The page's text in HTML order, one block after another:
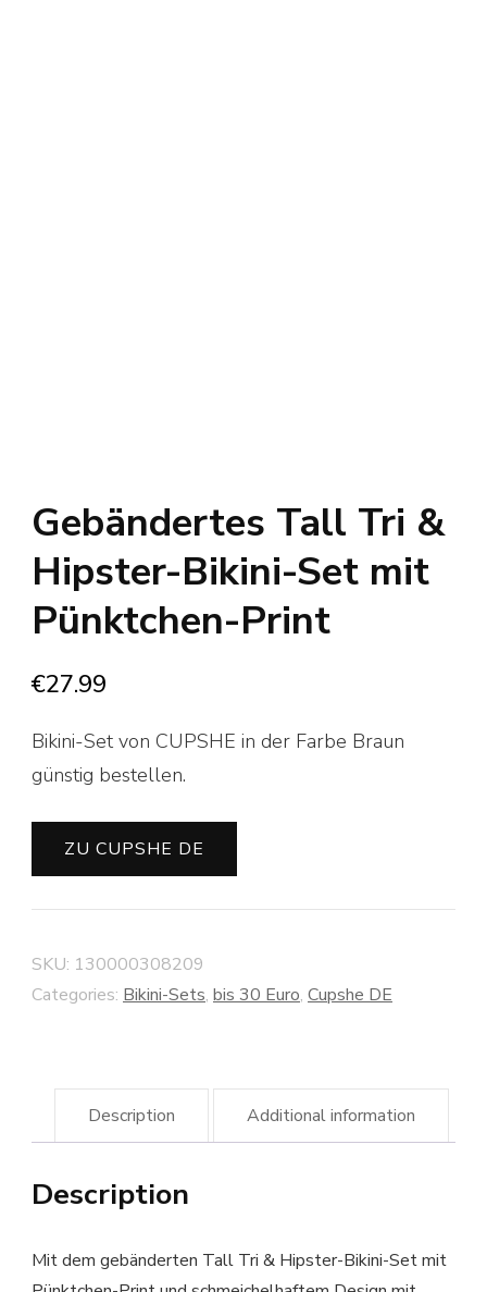
Gebändertes Tall Tri &
Hipster-Bikini-Set mit
Pünktchen-Print
€27.99
Bikini-Set von CUPSHE in der Farbe Braun
günstig bestellen.
ZU CUPSHE DE
SKU: 130000308209
Categories: Bikini-Sets, bis 30 Euro, Cupshe DE
Description Additional information
Description
Mit dem gebänderten Tall Tri & Hipster-Bikini-Set mit